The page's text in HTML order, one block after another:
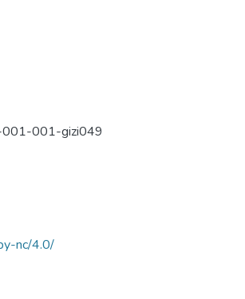
001-gizi049
nc/4.0/